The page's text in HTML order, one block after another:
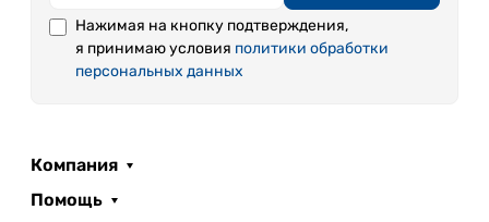
Нажимая на кнопку подтверждения,
я принимаю условия политики обработки
персональных данных
Компания
Помощь